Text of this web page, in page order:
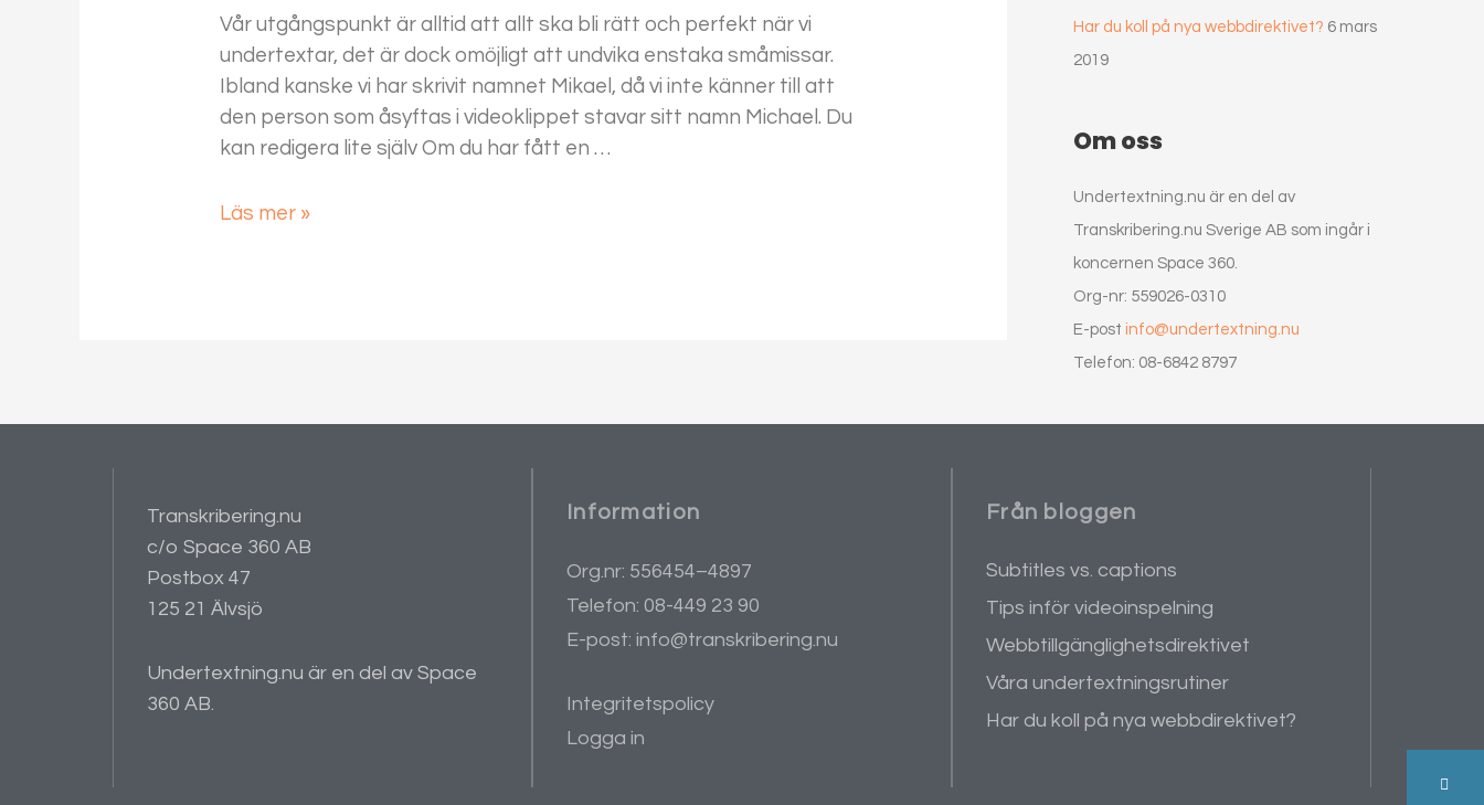
Vår utgångspunkt är alltid att allt ska bli rätt och perfekt när vi
undertextar, det är dock omöjligt att undvika enstaka småmissar.
Ibland kanske vi har skrivit namnet Mikael, då vi inte känner till att
den person som åsyftas i videoklippet stavar sitt namn Michael. Du
kan redigera lite själv Om du har fått en …
Läs mer »
Har du koll på nya webbdirektivet? 6 mars
2019
Om oss
Undertextning.nu är en del av
Transkribering.nu Sverige AB som ingår i
koncernen Space 360.
Org-nr: 559026-0310
E-post info@undertextning.nu
Telefon: 08-6842 8797
Transkribering.nu
c/o Space 360 AB
Postbox 47
125 21 Älvsjö
Undertextning.nu är en del av Space
360 AB.
Information
Org.nr: 556454–4897
Telefon: 08-449 23 90
E-post: info@transkribering.nu
Integritetspolicy
Logga in
Från bloggen
Subtitles vs. captions
Tips inför videoinspelning
Webbtillgänglighetsdirektivet
Våra undertextningsrutiner
Har du koll på nya webbdirektivet?